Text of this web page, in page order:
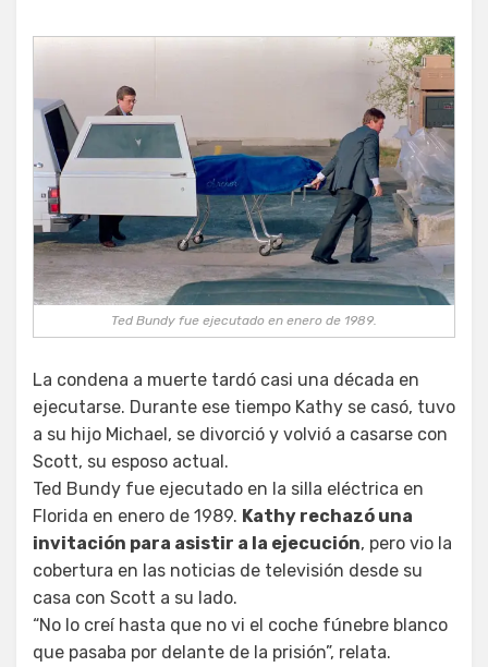
Ted Bundy fue ejecutado en enero de 1989.
La condena a muerte tardó casi una década en
ejecutarse. Durante ese tiempo Kathy se casó, tuvo
a su hijo Michael, se divorció y volvió a casarse con
Scott, su esposo actual.
Ted Bundy fue ejecutado en la silla eléctrica en
Florida en enero de 1989. Kathy rechazó una
invitación para asistir a la ejecución, pero vio la
cobertura en las noticias de televisión desde su
casa con Scott a su lado.
“No lo creí hasta que no vi el coche fúnebre blanco
que pasaba por delante de la prisión”, relata.